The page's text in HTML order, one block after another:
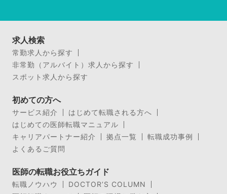
求人検索
常勤求人から探す
非常勤（アルバイト）求人から探す
スポット求人から探す
初めての方へ
サービス紹介
はじめて転職される方へ
はじめての医師転職マニュアル
キャリアパートナー紹介
拠点一覧
転職成功事例
よくあるご質問
医師の転職お役立ちガイド
転職ノウハウ
DOCTOR’S COLUMN